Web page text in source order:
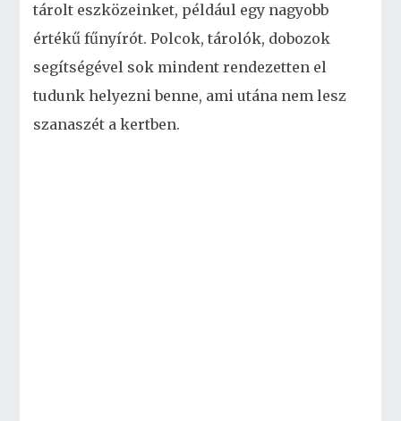
tárolt eszközeinket, például egy nagyobb
értékű fűnyírót. Polcok, tárolók, dobozok
segítségével sok mindent rendezetten el
tudunk helyezni benne, ami utána nem lesz
szanaszét a kertben.